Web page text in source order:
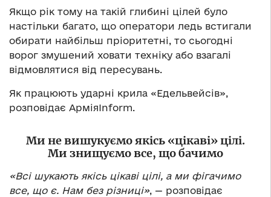
Якщо рік тому на такій глибині цілей було
настільки багато, що оператори ледь встигали
обирати найбільш пріоритетні, то сьогодні
ворог змушений ховати техніку або взагалі
відмовлятися від пересувань.
Як працюють ударні крила «Едельвейсів»,
розповідає АрміяInform.
Ми не вишукуємо якісь «цікаві» цілі.
Ми знищуємо все, що бачимо
«Всі шукають якісь цікаві цілі, а ми фігачимо
все, що є. Нам без різниці», — розповідає